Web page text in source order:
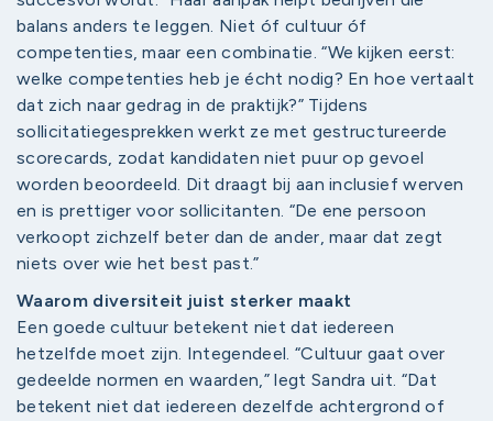
balans anders te leggen. Niet óf cultuur óf
competenties, maar een combinatie. “We kijken eerst:
welke competenties heb je écht nodig? En hoe vertaalt
dat zich naar gedrag in de praktijk?” Tijdens
sollicitatiegesprekken werkt ze met gestructureerde
scorecards, zodat kandidaten niet puur op gevoel
worden beoordeeld. Dit draagt bij aan inclusief werven
en is prettiger voor sollicitanten. “De ene persoon
verkoopt zichzelf beter dan de ander, maar dat zegt
niets over wie het best past.”
Waarom diversiteit juist sterker maakt
Een goede cultuur betekent niet dat iedereen
hetzelfde moet zijn. Integendeel. “Cultuur gaat over
gedeelde normen en waarden,” legt Sandra uit. “Dat
betekent niet dat iedereen dezelfde achtergrond of